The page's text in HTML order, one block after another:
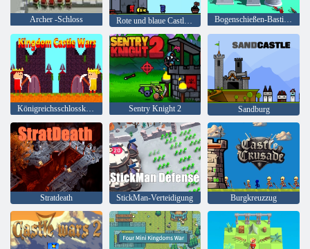
Archer -Schloss Rote und blaue Castlewars Bogenschießen-Bastionen: Burgenkrieg
Königreichsschlosskriege Sentry Knight 2 Sandburg
Stratdeath StickMan-Verteidigung Burgkreuzzug